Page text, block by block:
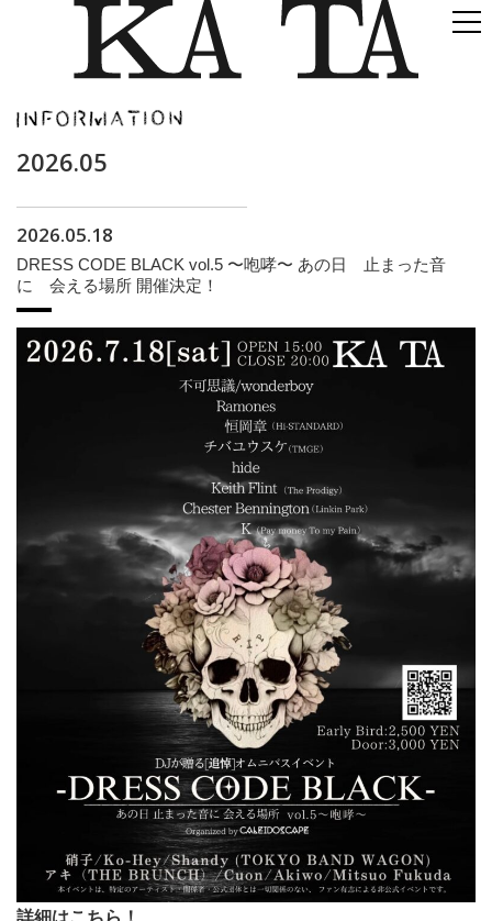
2026.05
2026.05.18
DRESS CODE BLACK vol.5 〜咆哮〜 あの日 止まった音
に 会える場所 開催決定！
詳細はこちら！